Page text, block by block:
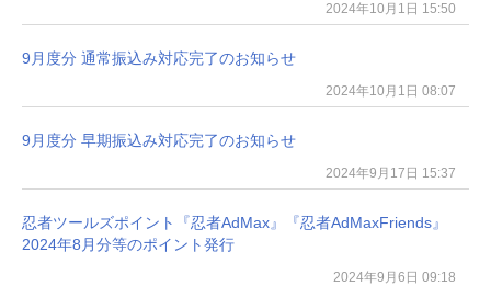
2024年10月1日 15:50
9月度分 通常振込み対応完了のお知らせ
2024年10月1日 08:07
9月度分 早期振込み対応完了のお知らせ
2024年9月17日 15:37
忍者ツールズポイント『忍者AdMax』『忍者AdMaxFriends』
2024年8月分等のポイント発行
2024年9月6日 09:18